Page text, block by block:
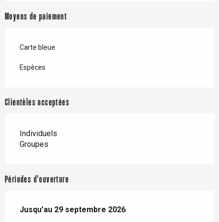
Moyens de paiement
Carte bleue
Espèces
Clientèles acceptées
Individuels
Groupes
Périodes d'ouverture
Du1 août 2026au29 septembre 2026
Jusqu'au 29 septembre 2026